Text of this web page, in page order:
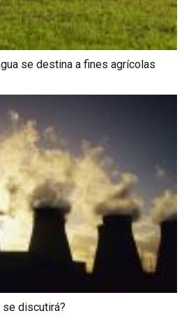
se destina a fines agrícolas
se discutirá?